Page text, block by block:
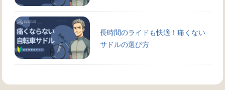
長時間のライドも快適！痛くない
サドルの選び方